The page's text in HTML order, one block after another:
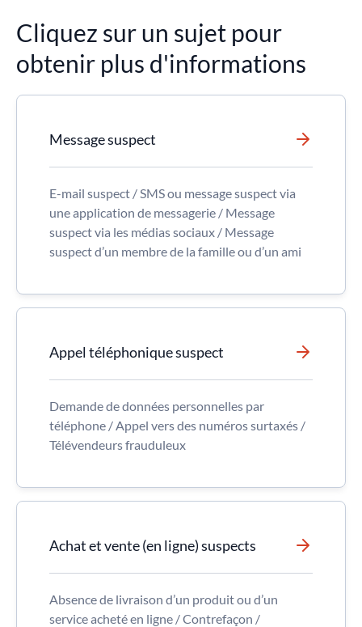
Cliquez sur un sujet pour
obtenir plus d'informations
Message suspect
E-mail suspect / SMS ou message suspect via
une application de messagerie / Message
suspect via les médias sociaux / Message
suspect d’un membre de la famille ou d’un ami
Appel téléphonique suspect
Demande de données personnelles par
téléphone / Appel vers des numéros surtaxés /
Télévendeurs frauduleux
Achat et vente (en ligne) suspects
Absence de livraison d’un produit ou d’un
service acheté en ligne / Contrefaçon /